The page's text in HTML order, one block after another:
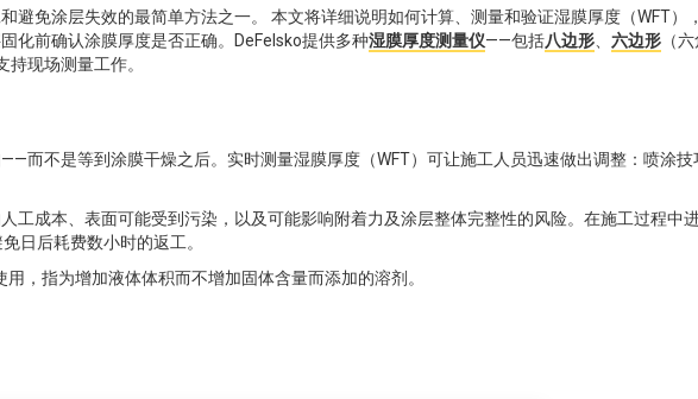
避免涂层失效的最简单方法之一。 本文将详细说明如何计算、测量和验证湿膜厚度（WFT）
化前确认涂膜厚度是否正确。DeFelsko提供多种湿膜厚度测量仪——包括八边形 六边形 （
现场测量工作。
而不是等到涂膜干燥之后。实时测量湿膜厚度（WFT）可让施工人员迅速做出调整：喷涂技
工成本、表面可能受到污染，以及可能影响附着力及涂层整体完整性的风险。在施工过程中
日后耗费数小时的返工。
用，指为增加液体体积而不增加固体含量而添加的溶剂。